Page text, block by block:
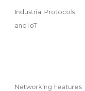
Industrial Protocols
and IoT
Networking Features